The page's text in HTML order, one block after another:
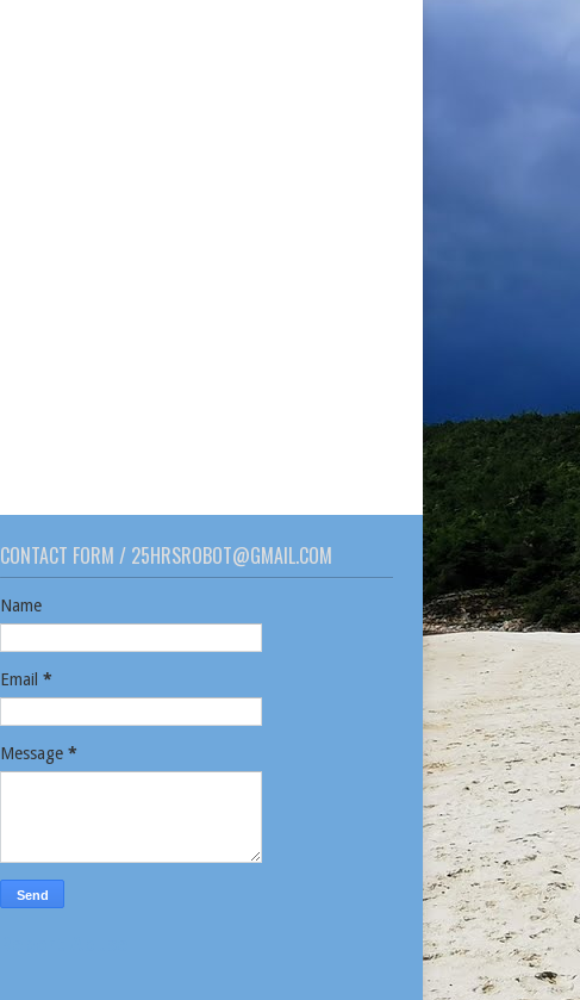
CONTACT FORM / 25HRSROBOT@GMAIL.COM
Name
Email*
Message*